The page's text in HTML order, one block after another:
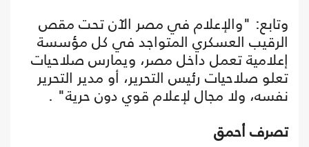
وتابع: "والإعلام في مصر الآن تحت مقص
الرقيب العسكري المتواجد في كل مؤسسة
إعلامية تعمل داخل مصر، ويمارس صلاحيات
تعلو صلاحيات رئيس التحرير، أو مدير التحرير
نفسه، ولا مجال لإعلام قوي دون حرية" .
تصرف أحمق